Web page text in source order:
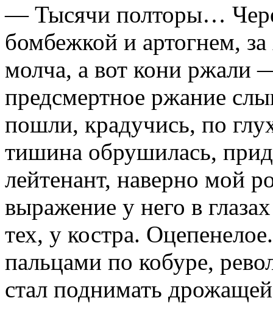
— Тысячи полторы…
бомбежкой и артогнем,
молча, а вот кони ржали
предсмертное ржание
пошли, крадучись, по
тишина обрушилась,
лейтенант, наверно мой
выражение у него в
тех, у костра.
пальцами по кобуре,
стал поднимать